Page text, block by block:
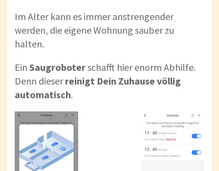
Im Alter kann es immer anstrengender
werden, die eigene Wohnung sauber zu
halten.
Ein Saugroboterschafft hier enorm Abhilfe.
Denn dieserreinigt Dein Zuhause völlig
automatisch.